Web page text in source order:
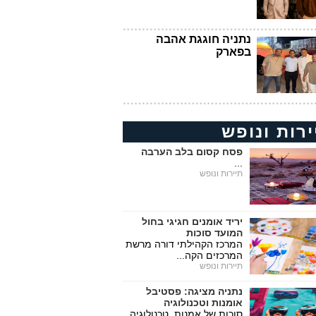
נתניה חוגגת אהבה
בפארק
ונופש
פסח קסום בלב הערבה
תיירות ונופש
יריד אומנים חגיגי בחול
המועד סוכות
המרכז הקהילתי דורה מרשת
המרכזים הקה...
תיירות ונופש
נתניה מציגה: פסטיבל
אומנות וטכנולוגיה